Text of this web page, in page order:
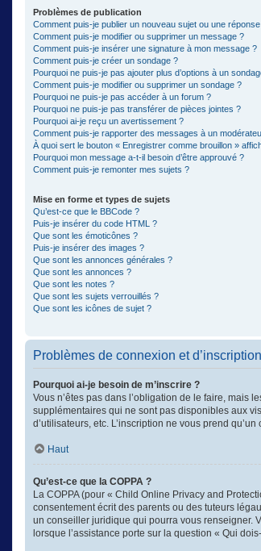
Problèmes de publication
Comment puis-je publier un nouveau sujet ou une
Comment puis-je modifier ou supprimer un message ?
Comment puis-je insérer une signature à mon message ?
Comment puis-je créer un sondage ?
Pourquoi ne puis-je pas ajouter plus d’options à un
Comment puis-je modifier ou supprimer un sondage ?
Pourquoi ne puis-je pas accéder à un forum ?
Pourquoi ne puis-je pas transférer de pièces jointes ?
Pourquoi ai-je reçu un avertissement ?
Comment puis-je rapporter des messages à un
À quoi sert le bouton « Enregistrer comme brouillon »
Pourquoi mon message a-t-il besoin d’être approuvé ?
Comment puis-je remonter mes sujets ?
Mise en forme et types de sujets
Qu’est-ce que le BBCode ?
Puis-je insérer du code HTML ?
Que sont les émoticônes ?
Puis-je insérer des images ?
Que sont les annonces générales ?
Que sont les annonces ?
Que sont les notes ?
Que sont les sujets verrouillés ?
Que sont les icônes de sujet ?
Problèmes de connexion et d’inscription
Pourquoi ai-je besoin de m’inscrire ?
Vous n’êtes pas dans l’obligation de le faire, mais
supplémentaires qui ne sont pas disponibles aux
d’utilisateurs, etc. L’inscription ne vous prend
Haut
Qu’est-ce que la COPPA ?
La COPPA (pour « Child Online Privacy and
consentement écrit des parents ou des tuteurs
un conseiller juridique qui pourra vous renseigner.
lorsque l’assistance porte sur la question « Qui